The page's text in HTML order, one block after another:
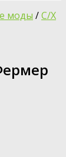
моды /С/Х